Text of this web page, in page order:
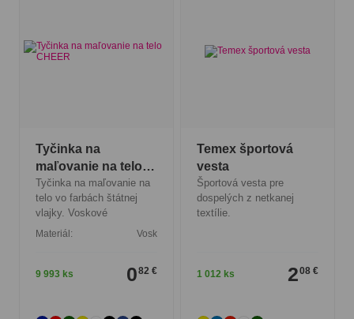
Tyčinka na
maľovanie na telo
CHEER
Tyčinka na maľovanie na
telo vo farbách štátnej
vlajky. Voskové
Materiál: Vosk
9 993 ks 0 82 €
Temex športová
vesta
Športová vesta pre
dospelých z netkanej
textílie.
1 012 ks 2 08 €